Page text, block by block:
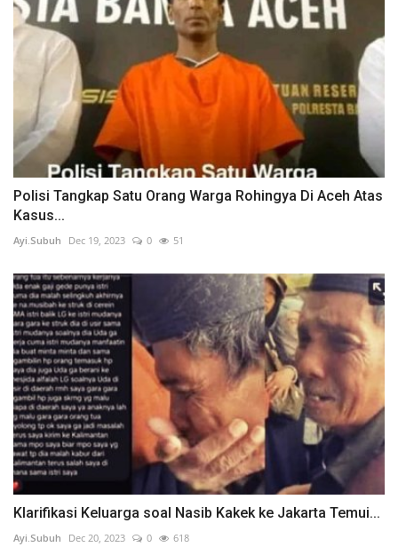
Polisi Tangkap Satu Orang Warga Rohingya Di Aceh Atas
Kasus...
Ayi.Subuh Dec 19, 2023 0 51
Klarifikasi Keluarga soal Nasib Kakek ke Jakarta Temui...
Ayi.Subuh Dec 20, 2023 0 618